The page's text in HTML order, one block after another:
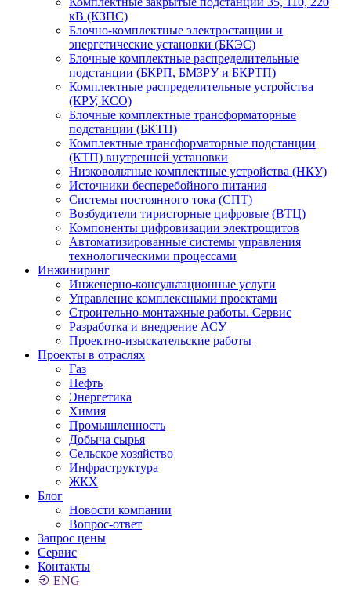
кВ (КЗПС)
Блочно-комплектные электростанции и
энергетические установки (БКЭС)
Блочные комплектные распределительные
подстанции (БКРП, БМЗРУ и БКРТП)
Комплектные распределительные устройства
(КРУ, КСО)
Блочные комплектные трансформаторные
подстанции (БКТП)
Комплектные трансформаторные подстанции
(КТП) внутренней установки
Низковольтные комплектные устройства (НКУ)
Источники бесперебойного питания
Системы постоянного тока (СПТ)
Возбудители тиристорные цифровые (ВТЦ)
Компоненты цифровизации электрощитов
Автоматизированные системы управления
технологическими процессами
Инжиниринг
Инженерно-консультационные услуги
Управление комплексными проектами
Строительно-монтажные работы. Сервис
Разработка и внедрение АСУ
Проектно-изыскательские работы
Проекты в отраслях
Газ
Нефть
Энергетика
Химия
Промышленность
Добыча сырья
Сельское хозяйство
Инфраструктура
ЖКХ
Блог
Новости компании
Вопрос-ответ
Запрос цены
Сервис
Контакты
ENG